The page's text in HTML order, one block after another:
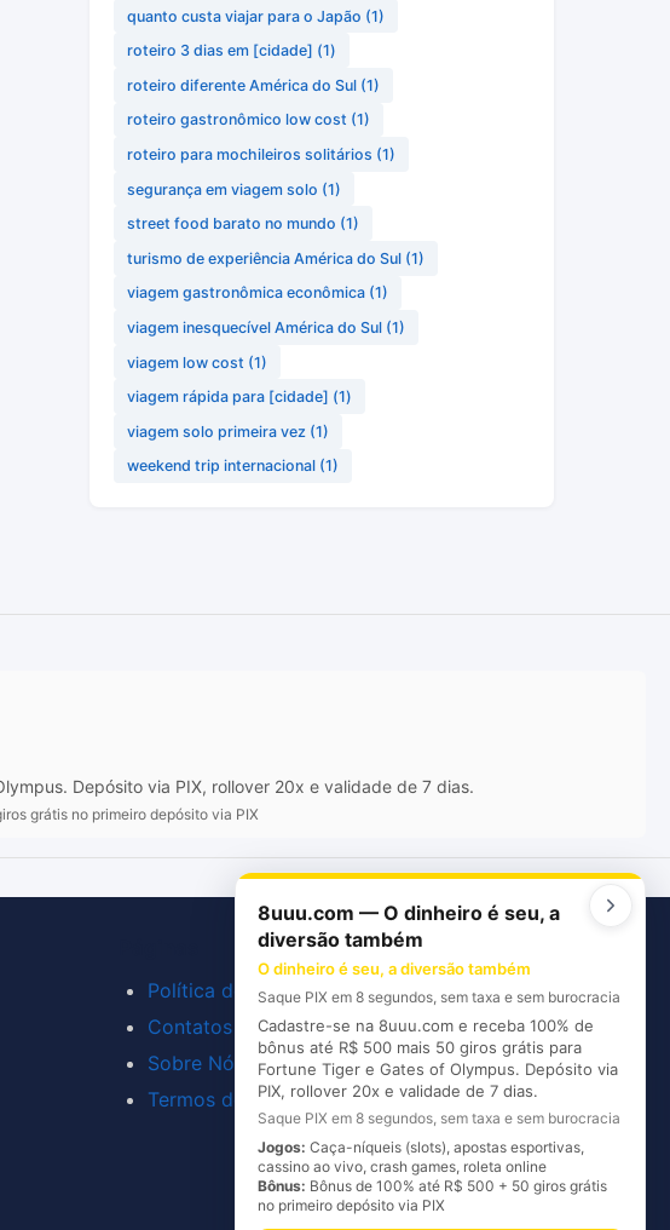
quanto custa viajar para o Japão (1)
roteiro 3 dias em [cidade] (1)
roteiro diferente América do Sul (1)
roteiro gastronômico low cost (1)
roteiro para mochileiros solitários (1)
segurança em viagem solo (1)
street food barato no mundo (1)
turismo de experiência América do Sul (1)
viagem gastronômica econômica (1)
viagem inesquecível América do Sul (1)
viagem low cost (1)
viagem rápida para [cidade] (1)
viagem solo primeira vez (1)
weekend trip internacional (1)
Depósito via PIX, rollover 20x e validade de 7 dias.
grátis no primeiro depósito via PIX
Política de Privacidade
Contatos
Sobre Nós
Termos de Uso
8uuu.com — O dinheiro é seu, a
diversão também
O dinheiro é seu, a diversão também
Saque PIX em 8 segundos, sem taxa e sem burocracia
Cadastre-se na 8uuu.com e receba 100% de
bônus até R$ 500 mais 50 giros grátis para
Fortune Tiger e Gates of Olympus. Depósito via
PIX, rollover 20x e validade de 7 dias.
Saque PIX em 8 segundos, sem taxa e sem burocracia
Jogos: Caça-níqueis (slots), apostas esportivas,
cassino ao vivo, crash games, roleta online
Bônus: Bônus de 100% até R$ 500 + 50 giros grátis
no primeiro depósito via PIX